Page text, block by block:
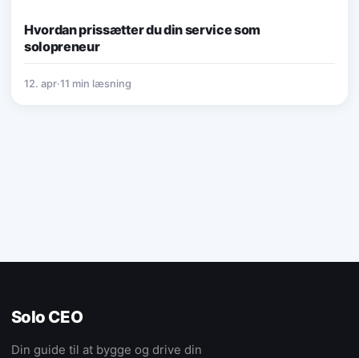
Hvordan prissætter du din service som
solopreneur
12. apr·11 min læsning
Solo CEO
Din guide til at bygge og drive din